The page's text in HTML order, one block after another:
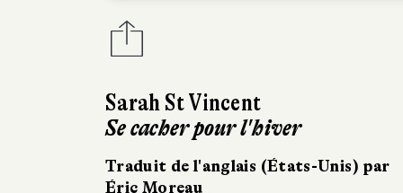
Sarah St Vincent
Se cacher pour l'hiver
Traduit de l'anglais (États-Unis) par
Éric Moreau